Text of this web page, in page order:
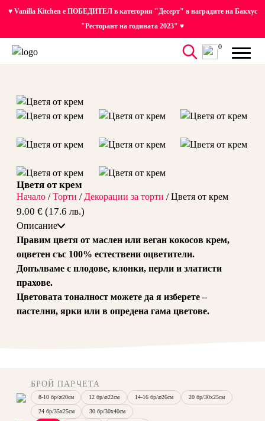
♥ Vanilla Kitchen е ПОБЕДИТЕЛ в категория "Десерт" в наградите на Бакхус
"Ресторант на годината 2023" ♥
0
Цветя от крем
Начало /Торти / Декорации за торти / Цветя от крем
9.00 € (17.6 лв.)
Описание
Правим цветя от маслен или веган кокосов крем,
оцветен със 100% естествени оцветители.
Допълваме с плодове, клонки, перли и златисти
прахове.
Цветовата тоналност можете да я изберете –
пастелни, ярки или в опредена гама цветове.
БРОЙ ПАРЧЕТА
8-10 бр/⌀20см 12 бр/⌀22см 14-16 бр/⌀26см 20 бр/30х25см
24 бр/35х25см 30 бр/30x40см